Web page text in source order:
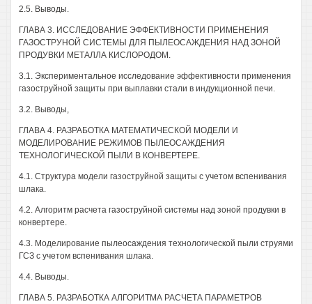
2.5. Выводы.
ГЛАВА 3. ИССЛЕДОВАНИЕ ЭФФЕКТИВНОСТИ ПРИМЕНЕНИЯ
ГАЗОСТРУНОЙ СИСТЕМЫ ДЛЯ ПЫЛЕОСАЖДЕНИЯ НАД ЗОНОЙ
ПРОДУВКИ МЕТАЛЛА КИСЛОРОДОМ.
3.1. Экспериментальное исследование эффективности применения
газоструйной защиты при выплавки стали в индукционной печи.
3.2. Выводы,
ГЛАВА 4. РАЗРАБОТКА МАТЕМАТИЧЕСКОЙ МОДЕЛИ И
МОДЕЛИРОВАНИЕ РЕЖИМОВ ПЫЛЕОСАЖДЕНИЯ
ТЕХНОЛОГИЧЕСКОЙ ПЫЛИ В КОНВЕРТЕРЕ.
4.1. Структура модели газоструйной защиты с учетом вспенивания
шлака.
4.2. Алгоритм расчета газоструйной системы над зоной продувки в
конвертере.
4.3. Моделирование пылеосаждения технологической пыли струями
ГСЗ с учетом вспенивания шлака.
4.4. Выводы.
ГЛАВА 5. РАЗРАБОТКА АЛГОРИТМА РАСЧЕТА ПАРАМЕТРОВ